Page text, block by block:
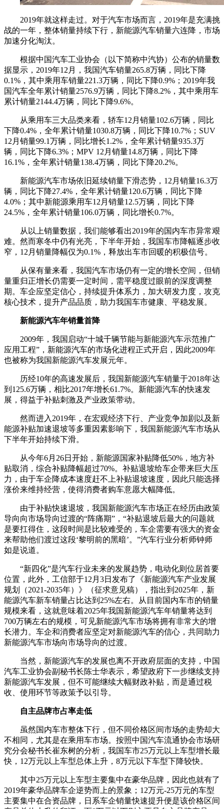
2019年就这样走过。对于汽车市场而言，2019年是充满挑
战的一年，整体销量持续下行，新能源汽车销量六连降，市场
加速分化淘汰。
根据中国汽车工业协会（以下简称中汽协）公布的销量数
据显示，2019年12月，我国汽车销量265.8万辆，同比下降
0.1%，其中乘用车销量221.3万辆，同比下降0.9%；2019年我
国汽车全年累计销量2576.9万辆，同比下降8.2%，其中乘用车
累计销量2144.4万辆，同比下降9.6%。
从乘用车三大品类来看，轿车12月销量102.6万辆，同比
下降0.4%，全年累计销量1030.8万辆，同比下降10.7%；SUV
12月销量99.1万辆，同比增长1.2%，全年累计销量935.3万
辆，同比下降6.3%；MPV 12月销量14.8万辆，同比下降
16.1%，全年累计销量138.4万辆，同比下降20.2%。
新能源汽车市场依旧延续销量下滑态势，12月销量16.3万
辆，同比下降27.4%，全年累计销量120.6万辆，同比下降
4.0%；其中新能源乘用车12月销量12.5万辆，同比下降
24.5%，全年累计销量106.0万辆，同比增长0.7%。
从以上销量数据，我们能够看出2019年的国内车市异常艰
难。然而寒冬中仍有光亮，下半年开始，我国车市降幅逐步收
窄，12月销量降幅仅为0.1%，释放出车市回暖的积极信号。
从保有量来看，我国汽车市场仍有一定的增长空间，但销
量重归正增长仍需要一定时间，需平稳度过眼前的深度调整
期。车企应坚定信心，持续提升体系力，加大研发力度，攻克
核心技术，提升产品品质，助力我国车市健康、平稳发展。
新能源汽车年销量首降
2009年，我国启动“十城千辆节能与新能源汽车示范推广
应用工程”，新能源汽车的市场化进程正式开启，因此2009年
也被称为我国新能源汽车发展元年。
历经10年的高速发展后，我国新能源汽车销量于2018年达
到125.6万辆，相比2017年增长61.7%。新能源汽车的快速发
展，得益于补贴刺激及产业政策带动。
然而进入2019年，在宏观经济下行、产业竞争加剧以及新
能源补贴加速退坡等多重因素影响下，我国新能源汽车市场从
下半年开始持续下滑。
从今年6月26日开始，新能源国家补贴降低50%，地方补
贴取消，综合补贴降幅超过70%。补贴退坡给车企带来巨大压
力，由于车企降成本速度赶不上补贴退坡速度，因此只能选择
涨价来维持经营，使得消费者购车意愿大幅降低。
由于补贴快速退坡，我国新能源汽车市场正在经历由政策
导向向市场导向过渡的“阵痛期”，“补贴退坡后最大的问题就
是要扛得住，这段时间是比较难受的，车企需要有强大的资金
来帮助他们渡过这段‘黎明前的黑暗’。”汽车行业分析师钟师
如是说道。
“新四化”是汽车行业未来的发展趋势，电动化则位居首要
位置，此外，工信部于12月3日发布了《新能源汽车产业发展
规划（2021-2035年）》（征求意见稿），指出到2025年，新
能源汽车新车销量占比达到25%左右。从目前国内车市的销量
规模来看，这就意味着2025年我国新能源汽车年销量将达到
700万辆左右的规模，可见新能源汽车市场将拥有非常大的增
长潜力。车企和消费者应坚定对新能源汽车的信心，共同助力
新能源汽车市场向市场导向的过渡。
当然，新能源汽车的发展也离不开政府层面的支持，中国
汽车工业协会副秘书长陈士华表示，希望政府下一步继续支持
新能源汽车发展，但不可能继续大幅财政补贴，而是通过税
收、使用环节等政策予以引导。
自主品牌市占率走低
虽然国内车市整体下行，但不同价格区间市场的走势却大
不相同，尤其是在乘用车市场。按照中国汽车流通协会市场研
究分会秘书长崔东树的分析，我国车市25万元以上车型增长最
快，12万元以上车型总体上升，8万元以下车型下降较快。
其中25万元以上车型主要集中在豪华品牌，因此也就有了
2019年豪华品牌车企逆势而上的景象；12万元-25万元的车型
主要集中在合资品牌，日系车企销量快速提升便是该价格区间